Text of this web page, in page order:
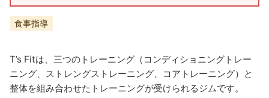
食事指導
T’s Fitは、三つのトレーニング（コンディショニングトレー
ニング、ストレングストレーニング、コアトレーニング）と
整体を組み合わせたトレーニングが受けられるジムです。